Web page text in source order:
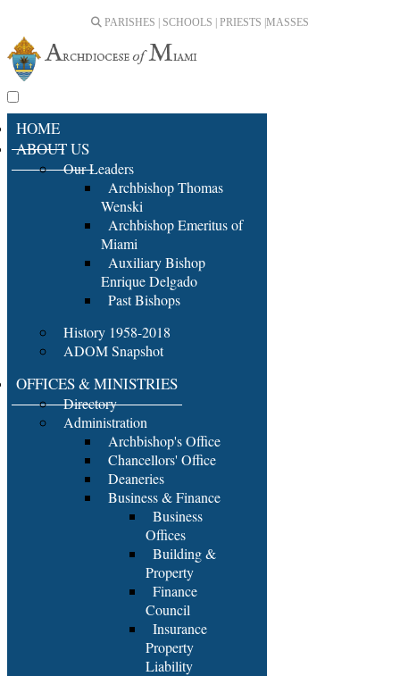
PARISHES | SCHOOLS | PRIESTS | MASSES
HOME
ABOUT US
Our Leaders
Archbishop Thomas
Wenski
Archbishop Emeritus of
Miami
Auxiliary Bishop
Enrique Delgado
Past Bishops
History 1958-2018
ADOM Snapshot
OFFICES & MINISTRIES
Directory
Administration
Archbishop's Office
Chancellors' Office
Deaneries
Business & Finance
Business
Offices
Building &
Property
Finance
Council
Insurance
Property
Liability